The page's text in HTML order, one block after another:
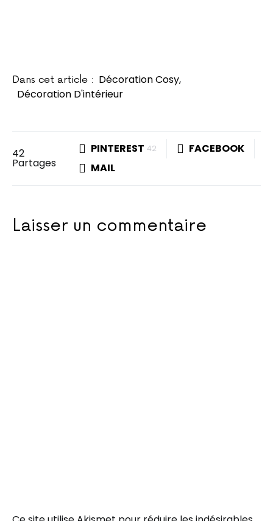
Dans cet article : Décoration Cosy,
Décoration D'intérieur
42
Partages
PINTEREST 42
FACEBOOK
MAIL
Laisser un commentaire